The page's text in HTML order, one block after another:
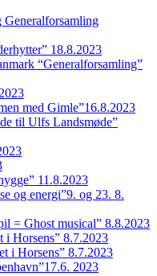
18.8.2023
“Generalforsamling”
med Gimle”16.8.2023
til Ulfs Landsmøde”
11.8.2023
og energi”9. og 23. 8.
= Ghost musical” 8.8.2023
i Horsens” 8.7.2023
i Horsens” 8.7.2023
2023